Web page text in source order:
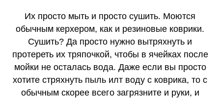
Их просто мыть и просто сушить. Моются
обычным керхером, как и резиновые коврики.
Сушить? Да просто нужно вытряхнуть и
протереть их тряпочкой, чтобы в ячейках после
мойки не осталась вода. Даже если вы просто
хотите стряхнуть пыль илт воду с коврика, то с
обычным скорее всего загрязните и руки, и